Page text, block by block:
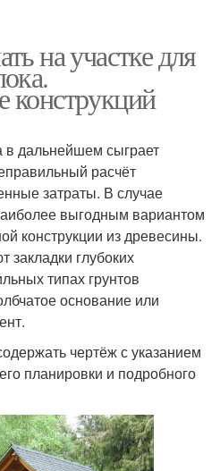
на участке для
конструкций
в дальнейшем сыграет
расчёт
затраты. В случае
выгодным вариантом
конструкции из древесины.
закладки глубоких
типах грунтов
основание или
чертёж с указанием
планировки и подробного